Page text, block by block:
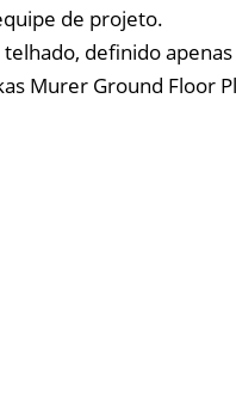
de projeto.
definido
Murer Ground Floor